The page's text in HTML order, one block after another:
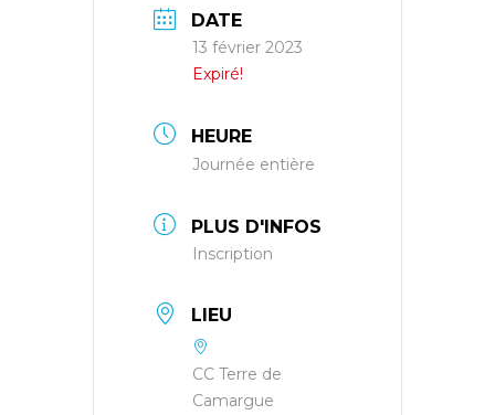
DATE
13 février 2023
Expiré!
HEURE
Journée entière
PLUS D'INFOS
Inscription
LIEU
CC Terre de
Camargue